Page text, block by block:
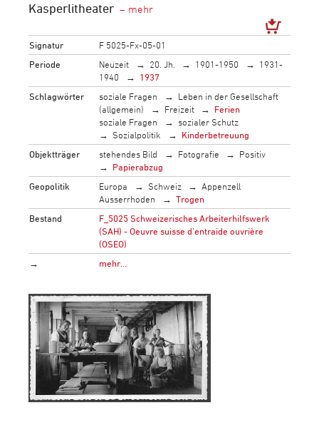
Kasperlitheater
Signatur
F 5025-Fx-05-01
Periode
Neuzeit 20. Jh. 1901-1950
1931-
1940
1937
Schlagwörter
soziale Fragen
Leben in der Gesellschaft
(allgemein)
Freizeit
Ferien
soziale Fragen
sozialer Schutz
Sozialpolitik
Kinderbetreuung
Objektträger
stehendes Bild Fotografie
Positiv
Papierabzug
Geopolitik
Europa Schweiz
Appenzell
Ausserrhoden
Trogen
Bestand
F_5025 Schweizerisches Arbeiterhilfswerk
(SAH) - Oeuvre suisse d'entraide ouvrière
(OSEO)
→
mehr…